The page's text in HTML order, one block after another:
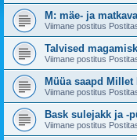
M: mäe- ja
Viimane postitus
Talvised
Viimane postitus
Müüa saapd Millet
Viimane postitus
Bask sulejakk ja -
Viimane postitus